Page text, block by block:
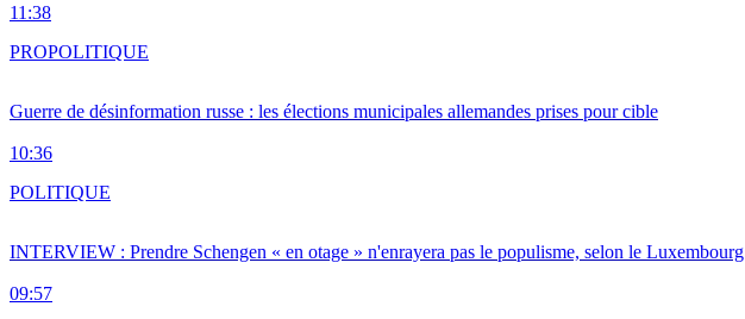
11:38
Guerre de désinformation russe : les élections municipales allemandes prises pour cible
10:36
PROPOLITIQUE
INTERVIEW : Prendre Schengen « en otage » n'enrayera pas le populisme, selon le Luxembourg
09:57
POLITIQUE